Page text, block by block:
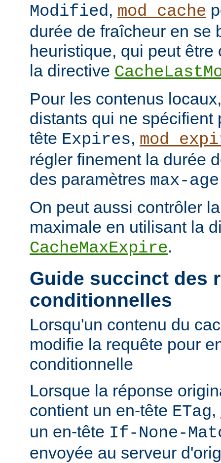
Modified, mod_cache
durée de fraîcheur en se
heuristique, qui peut
la directive
Pour les contenus
distants qui ne spécifient
tête Expires,
régler finement la durée
des paramètres max-age
On peut aussi contrôler
maximale en utilisant la
CacheMaxExpire.
Guide succinct des
conditionnelles
Lorsqu'un contenu du
modifie la requête pour
conditionnelle
Lorsque la réponse
contient un en-tête ETag,
un en-tête If-None-
envoyée au serveur